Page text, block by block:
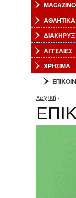
MAGAZINO
ΑΘΛΗΤΙΚΑ
ΑΓΓΕΛΙΕΣ
ΧΡΗΣΙΜΑ
Είστε
Αρχική ›